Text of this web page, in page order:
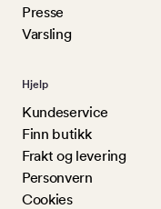
Presse
Varsling
Hjelp
Kundeservice
Finn butikk
Frakt og levering
Personvern
Cookies